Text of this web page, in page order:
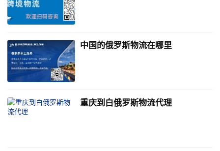
中国的俄罗斯物流在哪里
重庆到白俄罗斯物流代理